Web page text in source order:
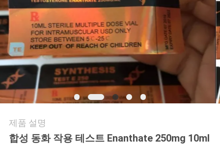
락
주
세
요
뉴
스
제품 설명
합성 동화 작용 테스트 Enanthate 250mg 10ml